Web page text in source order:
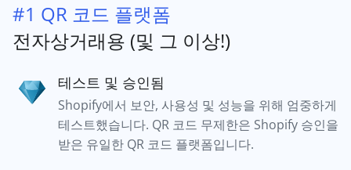
#1 QR 코드 플랫폼
전자상거래용 (및 그 이상!)
테스트 및 승인됨
Shopify에서 보안, 사용성 및 성능을 위해 엄중하게
테스트했습니다. QR 코드 무제한은 Shopify 승인을
받은 유일한 QR 코드 플랫폼입니다.